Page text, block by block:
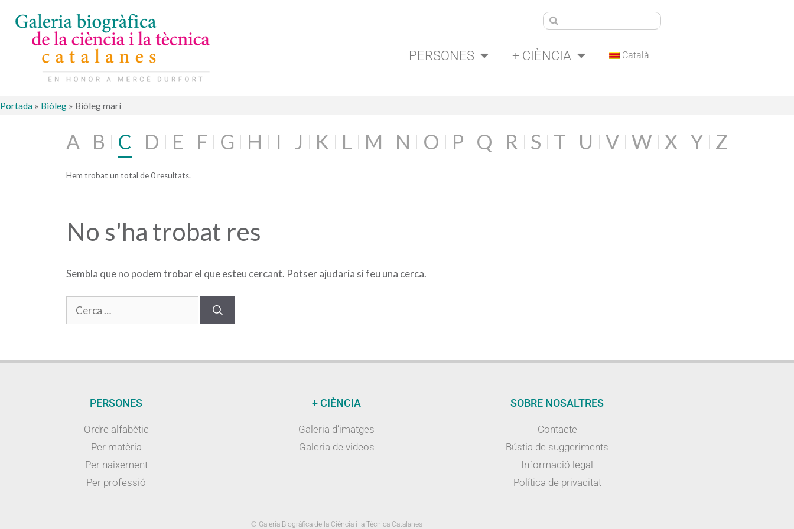
PERSONES + CIÈNCIA Català
Portada » Biòleg » Biòleg marí
A B C D E F G H I J K L M N O P Q R S T U V W X Y Z
Hem trobat un total de 0 resultats.
No s'ha trobat res
Sembla que no podem trobar el que esteu cercant. Potser ajudaria si feu una cerca.
PERSONES
Ordre alfabètic
Per matèria
Per naixement
Per professió
+ CIÈNCIA
Galeria d’imatges
Galeria de videos
SOBRE NOSALTRES
Contacte
Bústia de suggeriments
Informació legal
Política de privacitat
© Galeria Biogràfica de la Ciència i la Tècnica Catalanes